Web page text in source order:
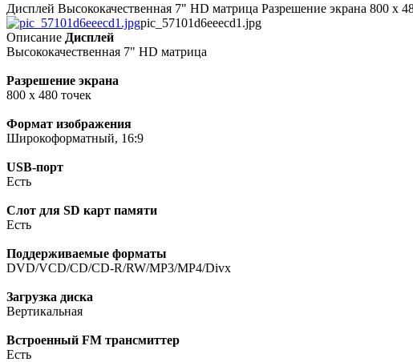
Дисплей Высококачественная 7" HD матрица Разрешение экрана 800
pic_57101d6eeecd1.jpg
Описание Дисплей
Высококачественная 7" HD матрица
Разрешение экрана
800 х 480 точек
Формат изображения
Широкоформатный, 16:9
USB-порт
Есть
Слот для SD карт памяти
Есть
Поддерживаемые форматы
DVD/VCD/CD/CD-R/RW/MP3/MP4/Divx
Загрузка диска
Вертикальная
Встроенный FM трансмиттер
Есть